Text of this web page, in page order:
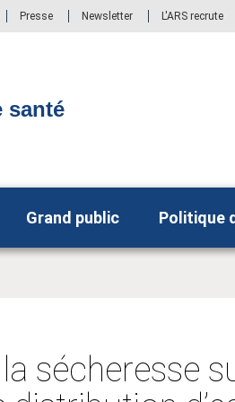
Presse Newsletter L'ARS recrute
santé
Grand public Politique
sécheresse